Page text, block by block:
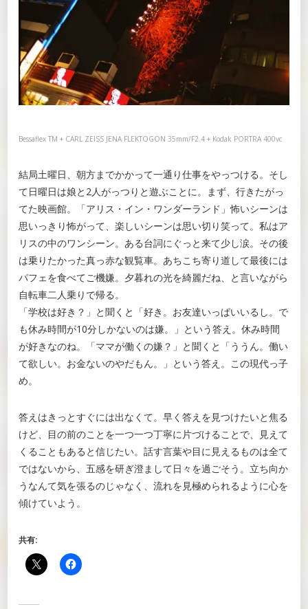
Bessaflex TM + CARL ZEISS JENA FLEKTOGON 35mm/F2.4 + Kodak PORTRA 400vc
結局土曜日、朝方までかかって一通り仕事をやっつける。そし
て日曜日は娘と2人がっつりと遊ぶことに。まず、行きたがっ
てた映画館。「アリス・イン・ワンダーランド」怖いシーンは
思いっきり怖がって、楽しいシーンは思い切り笑って。私はア
リスの中のワンシーン。ある台詞にぐっと来て少し涙。その後
は乗りたかった真っ赤な観覧車。あちこち寄り道して最後には
パフェを食べてご機嫌。夕暮れの光を綺麗だね、と言いながら
自転車二人乗りで帰る。
「学校は好き？」と聞くと「好き。お友達いっぱいいるし。で
も休み時間が10分しかないのは嫌。」という答え。休み時間
が好きなのね。「ママが働くの嫌？」と聞くと「ううん。働い
て欲しい。お金ないのやだもん。」という答え。この現代っ子
め。
答えはきっとすぐには出なくて。早く答えを見つけたいと焦る
けど、目の前のことを一つ一つ丁寧に片づけることで、見えて
くることもあると信じたい。話す言葉や目に見えるものは全て
ではないから、五感を研ぎ澄まして日々を過ごそう。立ち向か
うなんて気を張るのじゃなく、流れを見極められるように心を
傾けていよう。
共有: